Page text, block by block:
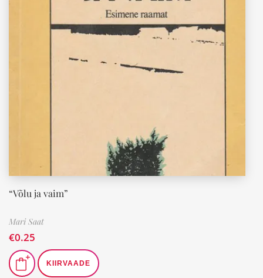
“Võlu ja vaim”
Mari Saat
€0.25
KIIRVAADE